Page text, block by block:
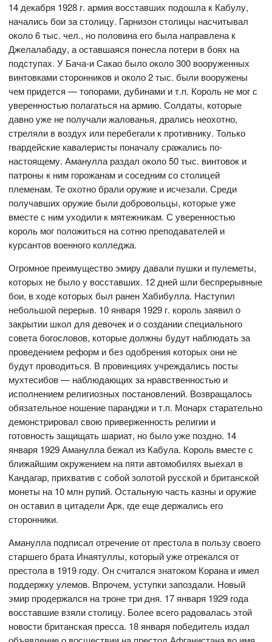
14 декабря 1928 г. армия восставших подошла к Кабулу,
начались бои за столицу. Гарнизон столицы насчитывал
около 6 тыс. чел., но половина его была направлена к
Джелалабаду, а оставшаяся понесла потери в боях на
подступах. У Бача-и Сакао было около 300 вооруженных
винтовками сторонников и около 2 тыс. были вооружены
чем придется — топорами, дубинами и т.п. Король не мог с
уверенностью полагаться на армию. Солдаты, которые
давно уже не получали жалованья, дрались неохотно,
стреляли в воздух или перебегали к противнику. Только
гвардейские кавалеристы поначалу сражались по-
настоящему. Аманулла раздал около 50 тыс. винтовок и
патроны к ним горожанам и соседним со столицей
племенам. Те охотно брали оружие и исчезали. Среди
получавших оружие были добровольцы, которые уже
вместе с ним уходили к мятежникам. С уверенностью
король мог положиться на сотню преподавателей и
курсантов военного колледжа.
Огромное преимущество эмиру давали пушки и пулеметы,
которых не было у восставших. 12 дней шли беспрерывные
бои, в ходе которых был ранен Хабибулла. Наступил
небольшой перерыв. 10 января 1929 г. король заявил о
закрытии школ для девочек и о создании специального
совета богословов, которые должны будут наблюдать за
проведением реформ и без одобрения которых они не
будут проводиться. В провинциях учреждались посты
мухтесибов — наблюдающих за нравственностью и
исполнением религиозных постановлений. Возвращалось
обязательное ношение паранджи и т.п. Монарх старательно
демонстрировал свою приверженность религии и
готовность защищать шариат, но было уже поздно. 14
января 1929 Аманулла бежал из Кабула. Король вместе с
ближайшим окружением на пяти автомобилях выехал в
Кандагар, прихватив с собой золотой русской и британской
монеты на 10 млн рупий. Остальную часть казны и оружие
он оставил в цитадели Арк, где еще держались его
сторонники.
Аманулла подписал отречение от престола в пользу своего
старшего брата Инаятуллы, который уже отрекался от
престола в 1919 году. Он считался знатоком Корана и имел
поддержку улемов. Впрочем, уступки запоздали. Новый
эмир продержался на троне три дня. 17 января 1929 года
восставшие взяли столицу. Более всего радовалась этой
новости британская пресса. 18 января победитель издал